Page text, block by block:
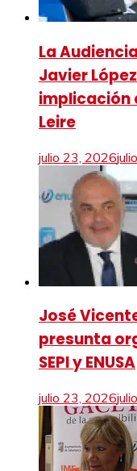
La
Javier
implicación
Leire
julio 23, 2026
José
presunta
SEPI y ENUSA
julio 23, 2026